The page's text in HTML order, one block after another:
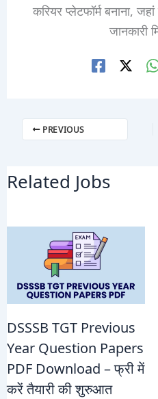
करियर प्लेटफॉर्म बनाना,
जानकारी
PREVIOUS
Related Jobs
DSSSB TGT Previous
Year Question Papers
PDF Download – फ्री में
करें तैयारी की शुरुआत